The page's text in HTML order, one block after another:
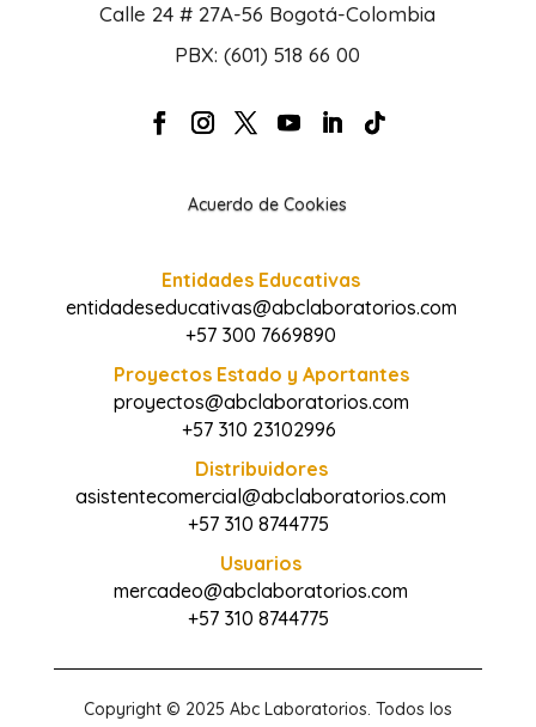
Calle 24 # 27A-56 Bogotá-Colombia
PBX: (601) 518 66 00
Acuerdo de Cookies
Entidades Educativas
entidadeseducativas@abclaboratorios.com
+57 300 7669890
Proyectos Estado y Aportantes
proyectos@abclaboratorios.com
+57 310 23102996
Distribuidores
asistentecomercial@abclaboratorios.com
+57 310 8744775
Usuarios
mercadeo@abclaboratorios.com
+57 310 8744775
Copyright © 2025 Abc Laboratorios. Todos los